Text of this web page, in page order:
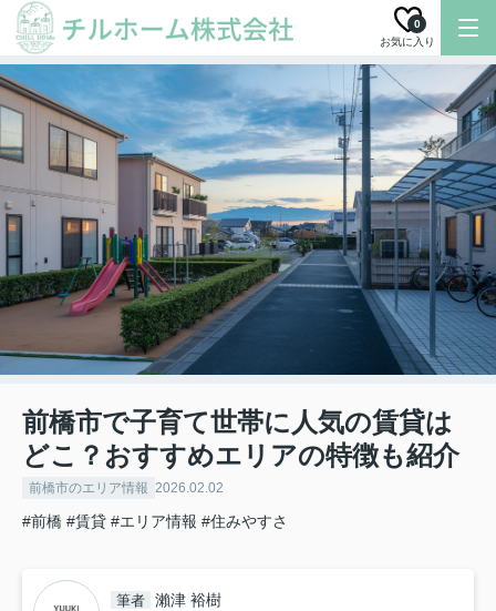
お気に入り
0
前橋市で子育て世帯に人気の賃貸は
どこ？おすすめエリアの特徴も紹介
前橋市のエリア情報 2026.02.02
#前橋 #賃貸 #エリア情報 #住みやすさ
筆者 瀨津 裕樹